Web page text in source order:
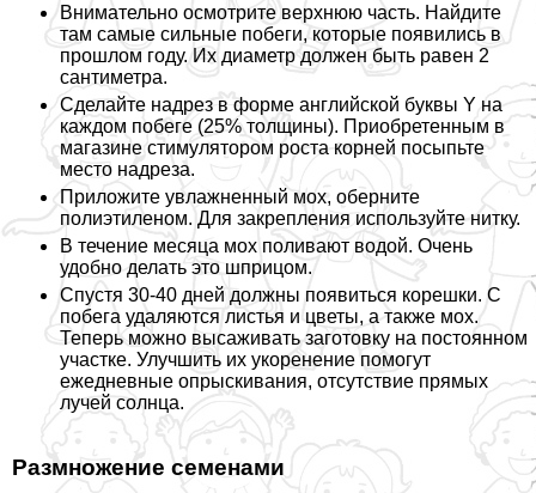
Внимательно осмотрите верхнюю часть. Найдите
там самые сильные побеги, которые появились в
прошлом году. Их диаметр должен быть равен 2
сантиметра.
Сделайте надрез в форме английской буквы Y на
каждом побеге (25% толщины). Приобретенным в
магазине стимулятором роста корней посыпьте
место надреза.
Приложите увлажненный мох, оберните
полиэтиленом. Для закрепления используйте нитку.
В течение месяца мох поливают водой. Очень
удобно делать это шприцом.
Спустя 30-40 дней должны появиться корешки. С
побега удаляются листья и цветы, а также мох.
Теперь можно высаживать заготовку на постоянном
участке. Улучшить их укоренение помогут
ежедневные опрыскивания, отсутствие прямых
лучей солнца.
Размножение семенами